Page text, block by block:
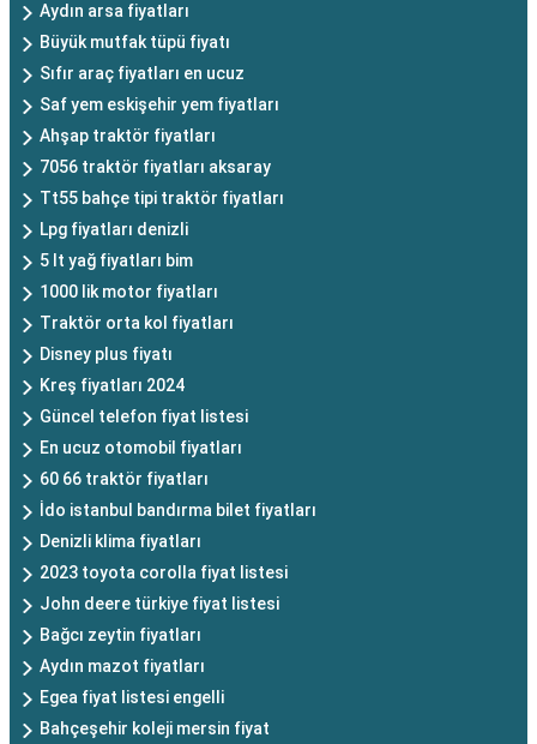
Aydın arsa fiyatları
Büyük mutfak tüpü fiyatı
Sıfır araç fiyatları en ucuz
Saf yem eskişehir yem fiyatları
Ahşap traktör fiyatları
7056 traktör fiyatları aksaray
Tt55 bahçe tipi traktör fiyatları
Lpg fiyatları denizli
5 lt yağ fiyatları bim
1000 lik motor fiyatları
Traktör orta kol fiyatları
Disney plus fiyatı
Kreş fiyatları 2024
Güncel telefon fiyat listesi
En ucuz otomobil fiyatları
60 66 traktör fiyatları
İdo istanbul bandırma bilet fiyatları
Denizli klima fiyatları
2023 toyota corolla fiyat listesi
John deere türkiye fiyat listesi
Bağcı zeytin fiyatları
Aydın mazot fiyatları
Egea fiyat listesi engelli
Bahçeşehir koleji mersin fiyat